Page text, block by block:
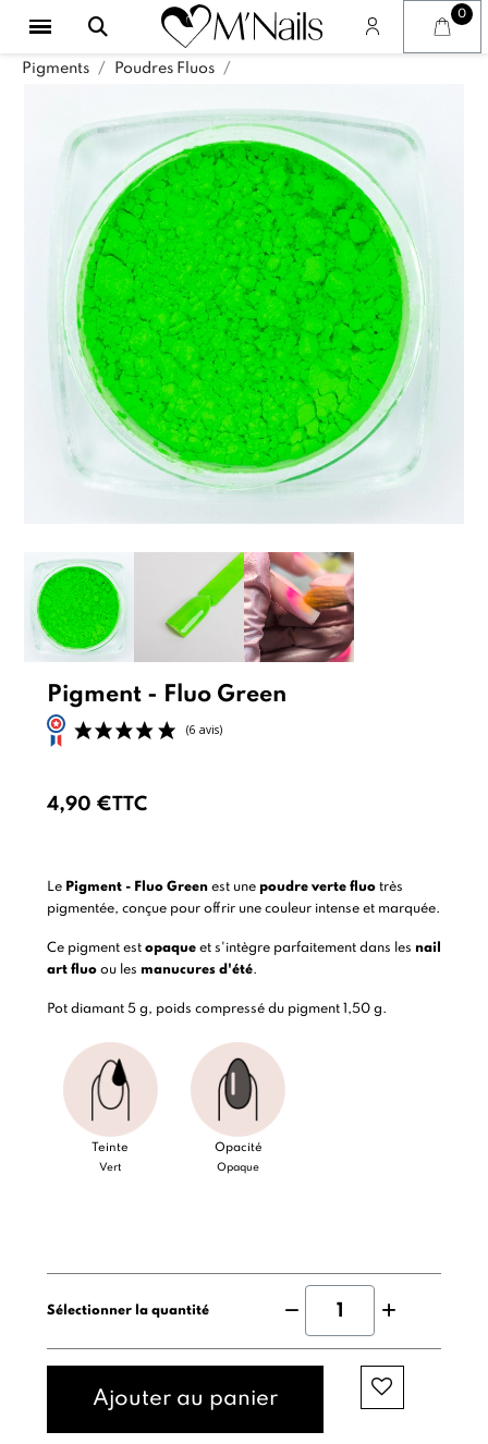
Pigments Poudres Fluos
Pigment - Fluo Green
4,90 €TTC
Le Pigment - Fluo Greenest une poudre verte fluotrès
pigmentée, conçue pour offrir une couleur intense et marquée.
Ce pigment est opaqueet s'intègre parfaitement dans les nail
art fluoou les manucures d'été.
Pot diamant 5 g, poids compressé du pigment 1,50 g.
Teinte
Vert
Opacité
Opaque
Sélectionner la quantité
Ajouter au panier